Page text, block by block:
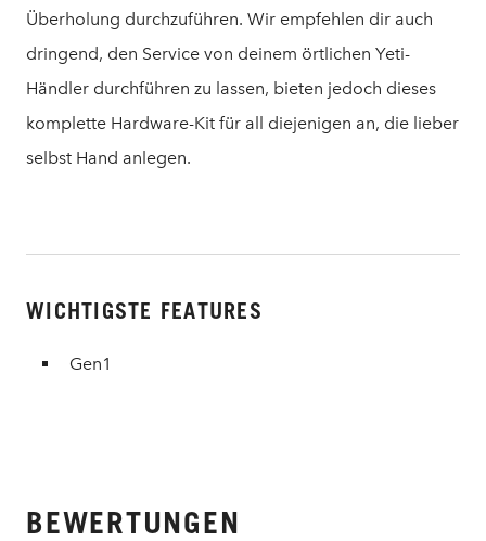
Überholung durchzuführen. Wir empfehlen dir auch
dringend, den Service von deinem örtlichen Yeti-
Händler durchführen zu lassen, bieten jedoch dieses
komplette Hardware-Kit für all diejenigen an, die lieber
selbst Hand anlegen.
WICHTIGSTE FEATURES
Gen1
BEWERTUNGEN